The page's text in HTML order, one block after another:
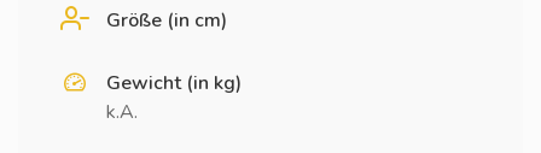
Größe (in cm)
Gewicht (in kg)
k.A.